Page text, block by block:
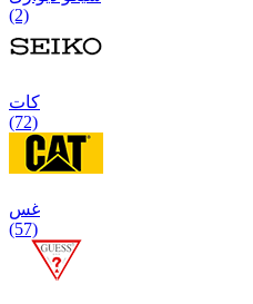
(2)
كات
(72)
غس
(57)